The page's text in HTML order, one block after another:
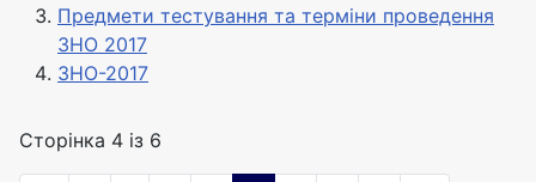
Голова комісії Корніюк О.М.
Вчитель Петрик Л.І.
Англійська мова
Голова комісії Байцар М.М.
Асистент Дудар К.І.
Предмети тестування та терміни проведення
ЗНО 2017
ЗНО-2017
Сторінка 4 із 6